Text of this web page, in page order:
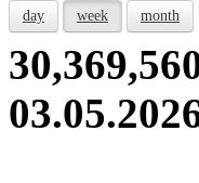
day week month